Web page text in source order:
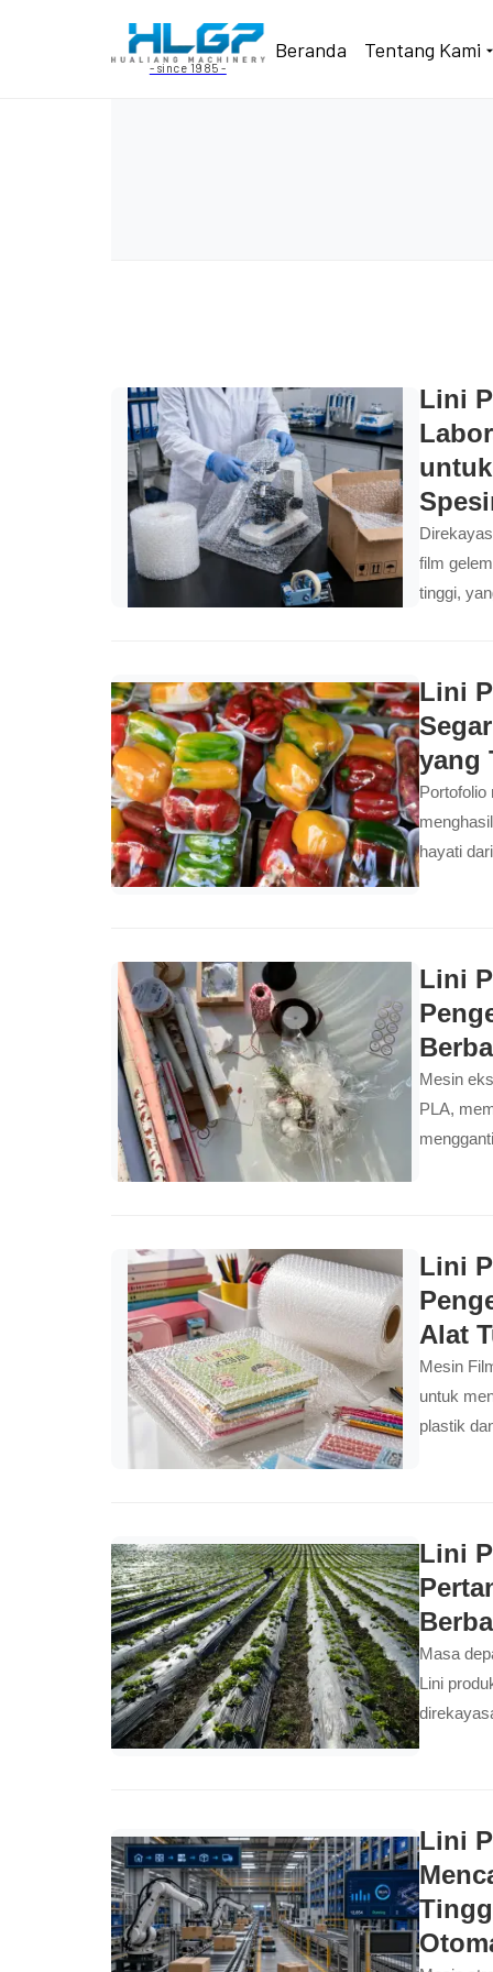
- since 1985 -
Beranda Tentang Kami
Lini
film
tinggi,
Lini
yang
Portofolio
hayati
Lini
Mesin
PLA,
Lini
Alat
Mesin
untuk
plastik
Lini
Masa
Lini
berbasis
Lini